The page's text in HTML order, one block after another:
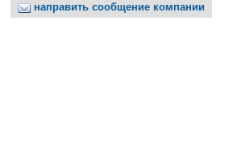
направить сообщение компании